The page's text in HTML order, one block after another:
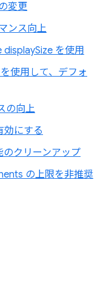
変更
ンス向上
を使用
使用して、デフォ
の向上
効にする
クリーンアップ
の上限を非推奨